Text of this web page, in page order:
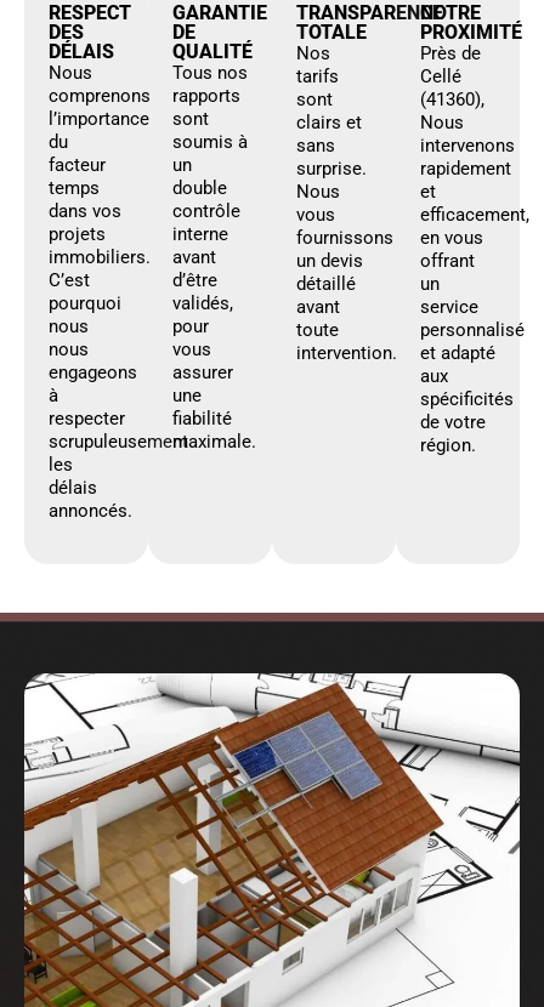
RESPECT
DES
DÉLAIS
Nous
comprenons
l’importance
du
facteur
temps
dans vos
projets
immobiliers.
C’est
pourquoi
nous
nous
engageons
à
respecter
scrupuleusement
les
délais
annoncés.
GARANTIE
DE
QUALITÉ
Tous nos
rapports
sont
soumis à
un
double
contrôle
interne
avant
d’être
validés,
pour
vous
assurer
une
fiabilité
maximale.
TRANSPARENCE
TOTALE
Nos
tarifs
sont
clairs et
sans
surprise.
Nous
vous
fournissons
un devis
détaillé
avant
toute
intervention.
NOTRE
PROXIMITÉ
Près de
Cellé
(41360),
Nous
intervenons
rapidement
et
efficacement,
en vous
offrant
un
service
personnalisé
et adapté
aux
spécificités
de votre
région.